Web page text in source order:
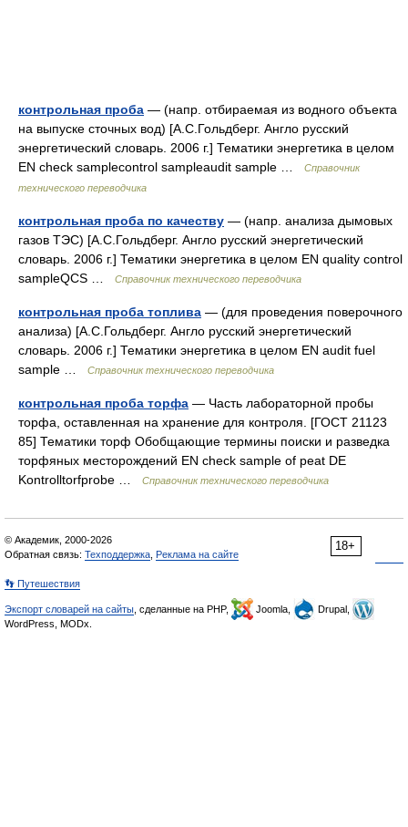
контрольная проба — (напр. отбираемая из водного объекта
на выпуске сточных вод) [А.С.Гольдберг. Англо русский
энергетический словарь. 2006 г.] Тематики энергетика в целом
EN check samplecontrol sampleaudit sample …
Справочник
технического переводчика
контрольная проба по качеству — (напр. анализа дымовых
газов ТЭС) [А.С.Гольдберг. Англо русский энергетический
словарь. 2006 г.] Тематики энергетика в целом EN quality control
sampleQCS …
Справочник технического переводчика
контрольная проба топлива — (для проведения поверочного
анализа) [А.С.Гольдберг. Англо русский энергетический
словарь. 2006 г.] Тематики энергетика в целом EN audit fuel
sample …
Справочник технического переводчика
контрольная проба торфа — Часть лабораторной пробы
торфа, оставленная на хранение для контроля. [ГОСТ 21123
85] Тематики торф Обобщающие термины поиски и разведка
торфяных месторождений EN check sample of peat DE
Kontrolltorfprobe …
Справочник технического переводчика
18+
© Академик, 2000-2026
Обратная связь: Техподдержка Реклама на сайте
👣 Путешествия
Экспорт словарей на сайты , сделанные на PHP, Joomla,
Drupal,
WordPress, MODx.